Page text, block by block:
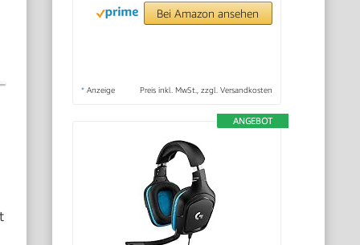
Bei Amazon ansehen
* Anzeige Preis inkl. MwSt., zzgl. Versandkosten
ANGEBOT